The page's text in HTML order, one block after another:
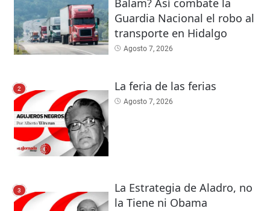
Guardia Nacional el robo al
transporte en Hidalgo
Agosto 7, 2026
2 La feria de las ferias
Agosto 7, 2026
3
La Estrategia de Aladro, no
la Tiene ni Obama